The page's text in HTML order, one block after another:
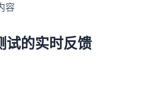
容
试的实时反馈